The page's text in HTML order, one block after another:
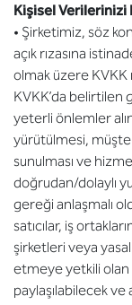
Kişisel Verilerinizi
• Şirketimiz, söz
açık rızasına
olmak üzere
KVKK’da belirtilen
yeterli önlemler
yürütülmesi,
sunulması ve
doğrudan/dolaylı
gereği anlaşmalı
satıcılar, iş
şirketleri veya
etmeye yetkili olan
paylaşılabilecek ve